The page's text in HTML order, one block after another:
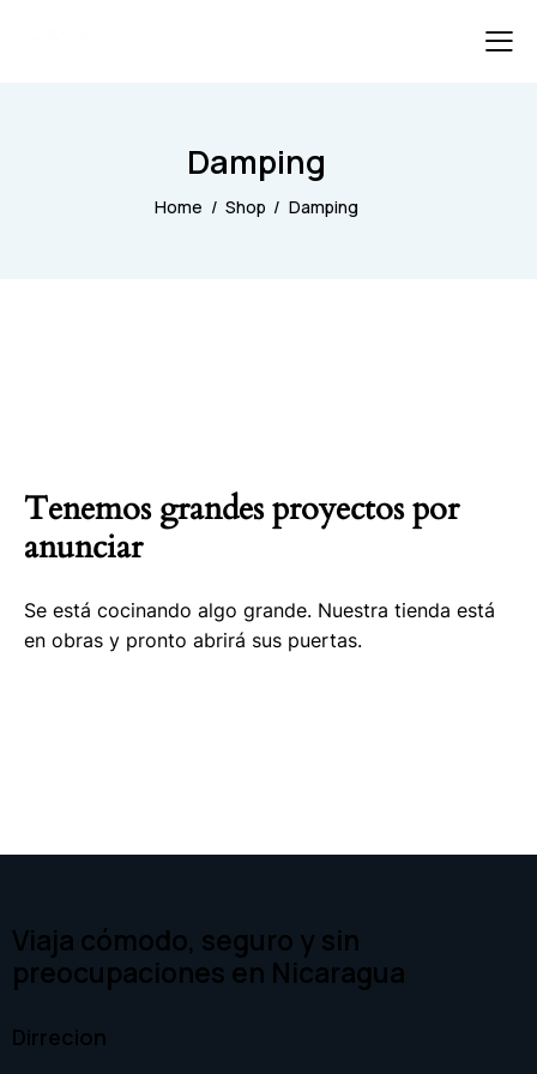
Damping
Home Shop Damping
Tenemos grandes proyectos por
anunciar
Se está cocinando algo grande. Nuestra tienda está
en obras y pronto abrirá sus puertas.
Viaja cómodo, seguro y sin
preocupaciones en Nicaragua
Dirrecion